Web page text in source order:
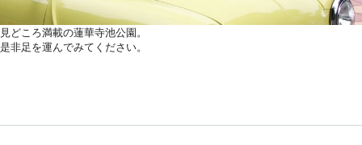
見どころ満載の蓮華寺池公園。
是非足を運んでみてください。